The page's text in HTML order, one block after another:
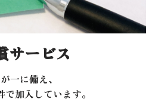
サービス
一に備え、
で加入しています。